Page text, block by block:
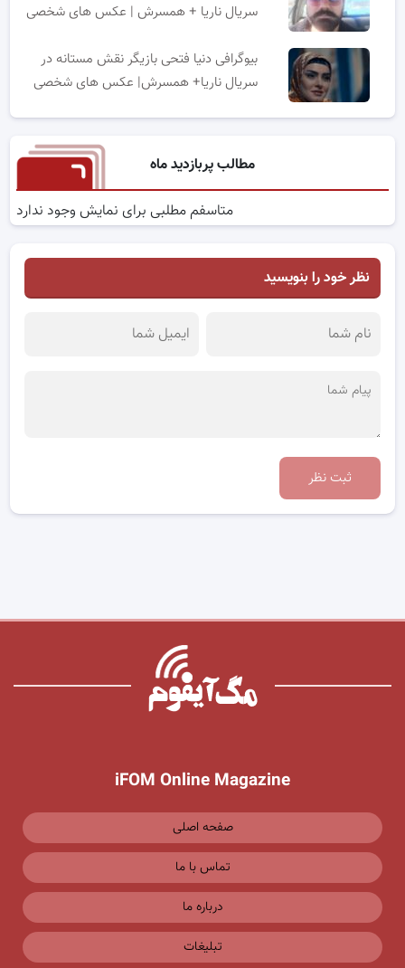
سریال ناریا + همسرش | عکس های شخصی
بیوگرافی دنیا فتحی بازیگر نقش مستانه در
سریال ناریا+ همسرش| عکس های شخصی
مطالب پربازدید ماه
متاسفم مطلبی برای نمایش وجود ندارد
نظر خود را بنویسید
ثبت نظر
iFOM Online Magazine
صفحه اصلی
تماس با ما
درباره ما
تبلیغات